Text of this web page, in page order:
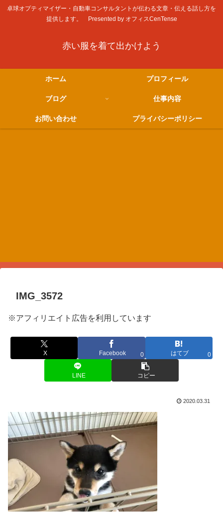
卓球オプティマイザー・自動車コンサルタントが伝わる文章・伝える話し方を
提供します。 Presented by オフィスCenTense
赤い服を着て出かけよう
ホーム プロフィール
ブログ 仕事内容
お問い合わせ プライバシーポリシー
IMG_3572
※アフィリエイト広告を利用しています
X Facebook 0 はてブ 0
LINE コピー
2020.03.31